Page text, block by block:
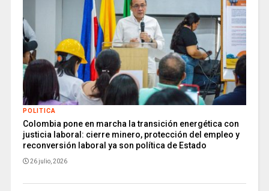
POLITICA
Colombia pone en marcha la transición energética con
justicia laboral: cierre minero, protección del empleo y
reconversión laboral ya son política de Estado
26 julio, 2026